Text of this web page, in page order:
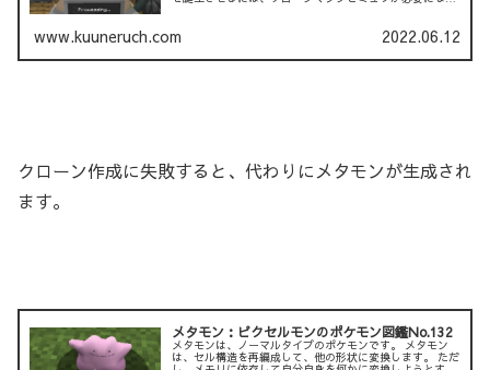
www.kuuneruch.com 2022.06.12
クローン作成に失敗すると、代わりにメタモンが生成され
ます。
メタモン：ピクセルモンのポケモン図鑑No.132
メタモンは、ノーマルタイプのポケモンです。 メタモン
は、セル構造を再編成して、他の形状に変換します。 ただ